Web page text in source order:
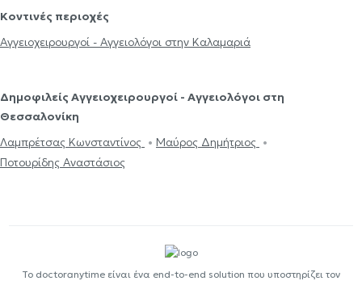
Κοντινές περιοχές
Αγγειοχειρουργοί - Αγγειολόγοι στην Καλαμαριά
Δημοφιλείς Αγγειοχειρουργοί - Αγγειολόγοι στη
Θεσσαλονίκη
Λαμπρέτσας Κωνσταντίνος
Μαύρος Δημήτριος
Ποτουρίδης Αναστάσιος
Το doctoranytime είναι ένα end-to-end solution που υποστηρίζει τον